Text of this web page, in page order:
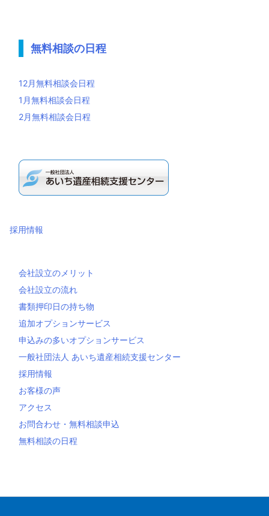
無料相談の日程
12月無料相談会日程
1月無料相談会日程
2月無料相談会日程
採用情報
会社設立のメリット
会社設立の流れ
書類押印日の持ち物
追加オプションサービス
申込みの多いオプションサービス
一般社団法人 あいち遺産相続支援センター
採用情報
お客様の声
アクセス
お問合わせ・無料相談申込
無料相談の日程